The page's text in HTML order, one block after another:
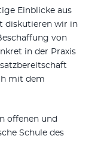
Einblicke aus
diskutieren wir in
von
in der Praxis
mit dem
offenen und
Schule des